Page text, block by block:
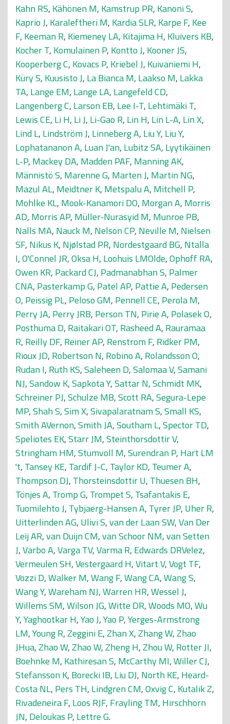
Kahn RS, Kähönen M, Kamstrup PR, Kanoni S,
Kaprio J, Karaleftheri M, Kardia SLR, Karpe F, Kee
F, Keeman R, Kiemeney LA, Kitajima H, Kluivers KB,
Kocher T, Komulainen P, Kontto J, Kooner JS,
Kooperberg C, Kovacs P, Kriebel J, Kuivaniemi H,
Küry S, Kuusisto J, La Bianca M, Laakso M, Lakka
TA, Lange EM, Lange LA, Langefeld CD,
Langenberg C, Larson EB, Lee I-T, Lehtimäki T,
Lewis CE, Li H, Li J, Li-Gao R, Lin H, Lin L-A, Lin X,
Lind L, Lindström J, Linneberg A, Liu Y, Liu Y,
Lophatananon A, Luan J'an, Lubitz SA, Lyytikäinen
L-P, Mackey DA, Madden PAF, Manning AK,
Männistö S, Marenne G, Marten J, Martin NG,
Mazul AL, Meidtner K, Metspalu A, Mitchell P,
Mohlke KL, Mook-Kanamori DO, Morgan A, Morris
AD, Morris AP, Müller-Nurasyid M, Munroe PB,
Nalls MA, Nauck M, Nelson CP, Neville M, Nielsen
SF, Nikus K, Njølstad PR, Nordestgaard BG, Ntalla
I,O'Connel JR,Oksa H, Loohuis LMOlde,Ophoff RA,
Owen KR, Packard CJ, Padmanabhan S, Palmer
CNA, Pasterkamp G, Patel AP, Pattie A, Pedersen
O, Peissig PL, Peloso GM, Pennell CE, Perola M,
Perry JA, Perry JRB, Person TN, Pirie A, Polasek O,
Posthuma D, Raitakari OT, Rasheed A, Rauramaa
R, Reilly DF, Reiner AP, Renstrom F, Ridker PM,
Rioux JD, Robertson N, Robino A, Rolandsson O,
Rudan I, Ruth KS,Saleheen D,Salomaa V,Samani
NJ,Sandow K,Sapkota Y,Sattar N,Schmidt MK,
Schreiner PJ,Schulze MB,Scott RA,Segura-Lepe
MP,Shah S,Sim X,Sivapalaratnam S,Small KS,
Smith AVernon,Smith JA,Southam L,Spector TD,
Speliotes EK,Starr JM,Steinthorsdottir V,
Stringham HM,Stumvoll M,Surendran P, Hart LM
't, Tansey KE, Tardif J-C, Taylor KD, Teumer A,
Thompson DJ, Thorsteinsdottir U, Thuesen BH,
Tönjes A, Tromp G, Trompet S, Tsafantakis E,
Tuomilehto J, Tybjaerg-Hansen A, Tyrer JP, Uher R,
Uitterlinden AG, Ulivi S,van der Laan SW,Van Der
Leij AR,van Duijn CM,van Schoor NM,van Setten
J,Varbo A,Varga TV,Varma R, Edwards DRVelez,
Vermeulen SH,Vestergaard H,Vitart V,Vogt TF,
Vozzi D,Walker M,Wang F,Wang CA,Wang S,
Wang Y,Wareham NJ,Warren HR,Wessel J,
Willems SM,Wilson JG,Witte DR,Woods MO,Wu
Y,Yaghootkar H,Yao J,Yao P,Yerges-Armstrong
LM,Young R,Zeggini E,Zhan X,Zhang W,Zhao
JHua,Zhao W,Zhao W,Zheng H,Zhou W, Rotter JI,
Boehnke M, Kathiresan S, McCarthy MI,Willer CJ,
Stefansson K, Borecki IB, Liu DJ, North KE, Heard-
Costa NL, Pers TH, Lindgren CM,Oxvig C, Kutalik Z,
Rivadeneira F, Loos RJF, Frayling TM, Hirschhorn
JN, Deloukas P, Lettre G.